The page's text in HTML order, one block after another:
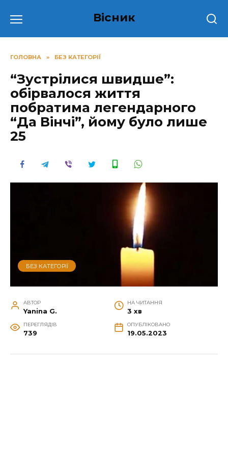
до
Вісник
ГОЛОВНА » БЕЗ КАТЕГОРІЇ
“Зустрілися швидше”:
обірвалося життя
побратима легендарного
“Да Вінчі”, йому було лише
25
БЕЗ КАТЕГОРІЇ
АВТОР
Yanina G.
НА ЧИТАННЯ
3 хв
ПЕРЕГЛЯДІВ
739
ОПУБЛІКОВАНО
19.05.2023